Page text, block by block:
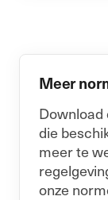
Meer
Download
die
meer te
onze